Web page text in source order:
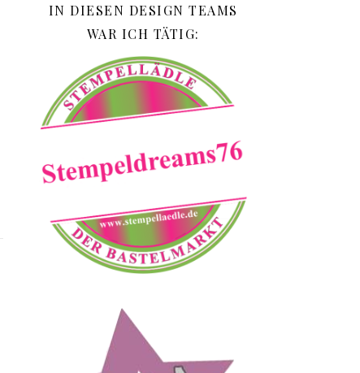
IN DIESEN DESIGN TEAMS
WAR ICH TÄTIG: